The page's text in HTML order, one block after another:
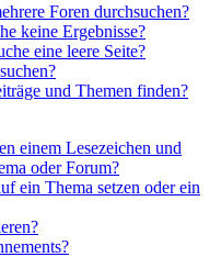
Foren durchsuchen?
keine Ergebnisse?
eine leere Seite?
und Themen finden?
einem Lesezeichen und
oder Forum?
ein Thema setzen oder ein